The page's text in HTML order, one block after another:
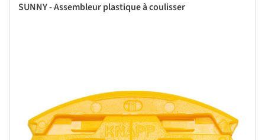
SUNNY - Assembleur plastique à coulisser